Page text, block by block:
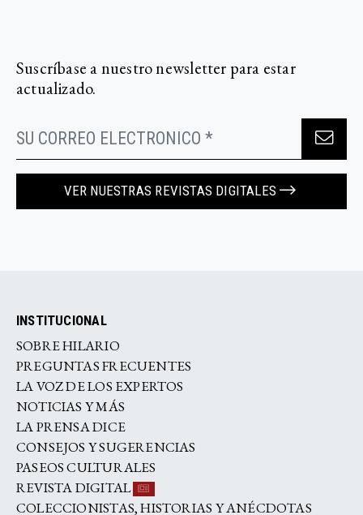
Suscríbase a nuestro newsletter para estar
actualizado.
VER NUESTRAS REVISTAS DIGITALES
INSTITUCIONAL
SOBRE HILARIO
PREGUNTAS FRECUENTES
LA VOZ DE LOS EXPERTOS
NOTICIAS Y MÁS
LA PRENSA DICE
CONSEJOS Y SUGERENCIAS
PASEOS CULTURALES
REVISTA DIGITAL
COLECCIONISTAS, HISTORIAS Y ANÉCDOTAS